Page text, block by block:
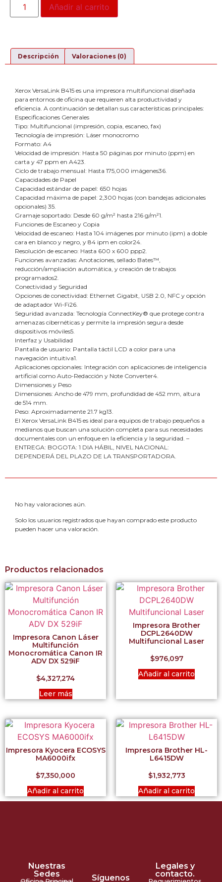
Añadir al carrito
Descripción Valoraciones (0)
Xerox VersaLink B415 es una impresora multifuncional diseñada
para entornos de oficina que requieren alta productividad y
eficiencia. A continuación se detallan sus características principales:
Especificaciones Generales
Tipo: Multifuncional (impresión, copia, escaneo, fax)
Tecnología de impresión: Láser monocromo
Formato: A4
Velocidad de impresión: Hasta 50 páginas por minuto (ppm) en
carta y 47 ppm en A423.
Ciclo de trabajo mensual: Hasta 175,000 imágenes36.
Capacidades de Papel
Capacidad estándar de papel: 650 hojas
Capacidad máxima de papel: 2,300 hojas (con bandejas adicionales
opcionales) 35.
Gramaje soportado: Desde 60 g/m² hasta 216 g/m²1.
Funciones de Escaneo y Copia
Velocidad de escaneo: Hasta 104 imágenes por minuto (ipm) a doble
cara en blanco y negro, y 84 ipm en color24.
Resolución de escaneo: Hasta 600 x 600 ppp2.
Funciones avanzadas: Anotaciones, sellado Bates™,
reducción/ampliación automática, y creación de trabajos
programados2.
Conectividad y Seguridad
Opciones de conectividad: Ethernet Gigabit, USB 2.0, NFC y opción
de adaptador Wi-Fi26.
Seguridad avanzada: Tecnología ConnectKey® que protege contra
amenazas cibernéticas y permite la impresión segura desde
dispositivos móviles5.
Interfaz y Usabilidad
Pantalla de usuario: Pantalla táctil LCD a color para una
navegación intuitiva1.
Aplicaciones opcionales: Integración con aplicaciones de inteligencia
artificial como Auto-Redacción y Note Converter4.
Dimensiones y Peso
Dimensiones: Ancho de 479 mm, profundidad de 452 mm, altura
de 514 mm.
Peso: Aproximadamente 21.7 kg13.
El Xerox VersaLink B415 es ideal para equipos de trabajo pequeños a
medianos que buscan una solución completa para sus necesidades
documentales con un enfoque en la eficiencia y la seguridad. –
ENTREGA: BOGOTA: 1 DIA HÁBIL, NIVEL NACIONAL:
DEPENDERÁ DEL PLAZO DE LA TRANSPORTADORA.
No hay valoraciones aún.
Solo los usuarios registrados que hayan comprado este producto
pueden hacer una valoración.
Productos relacionados
Impresora Canon Láser
Multifunción
Monocromática Canon IR
ADV DX 529iF
$4,327,274
Leer más
Impresora Brother
DCPL2640DW
Multifuncional Laser
$976,097
Añadir al carrito
Impresora Kyocera ECOSYS
MA6000ifx
$7,350,000
Añadir al carrito
Impresora Brother HL-
L6415DW
$1,932,773
Añadir al carrito
Nuestras
Sedes
Síguenos
Legales y
contacto.